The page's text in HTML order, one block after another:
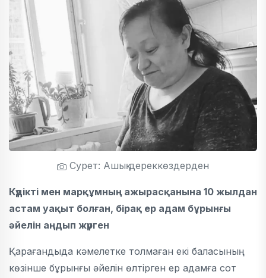
Сурет: Ашық дереккөздерден
Күдікті мен марқұмның ажырасқанына 10 жылдан
астам уақыт болған, бірақ ер адам бұрынғы
әйелін аңдып жүрген
Қарағандыда кәмелетке толмаған екі баласының
көзінше бұрынғы әйелін өлтірген ер адамға сот